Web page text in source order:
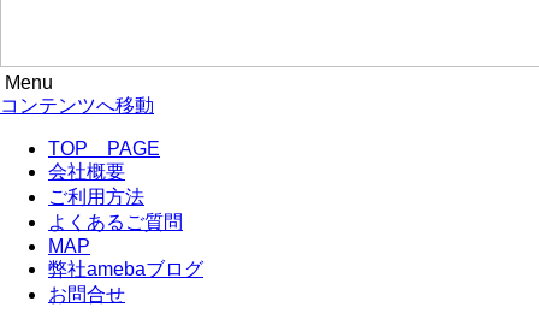
のぼり旗専門サイト-感謝の心！
のぼり旗作成なら フルカラー対応 完全データ入稿 防炎仕
Menu
コンテンツへ移動
TOP PAGE
会社概要
ご利用方法
よくあるご質問
MAP
弊社amebaブログ
お問合せ